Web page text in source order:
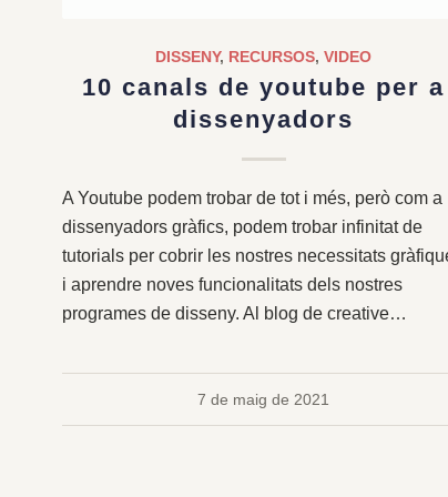
DISSENY, RECURSOS,VIDEO
10 canals de youtube per a
dissenyadors
A Youtube podem trobar de tot i més, però com a
dissenyadors gràfics, podem trobar infinitat de
tutorials per cobrir les nostres necessitats
i aprendre noves funcionalitats dels nostres
programes de disseny. Al blog de creative…
7 de maig de 2021